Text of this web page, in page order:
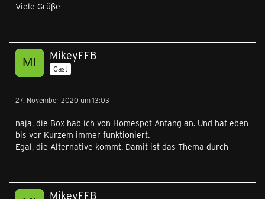
Viele Grüße
MikeyFFB
Gast
27. November 2020 um 13:03
naja, die Box hab ich von Homespot Anfang an. Und hat eben
bis vor Kurzem immer funktioniert.
Egal, die Alternative kommt. Damit ist das Thema durch
MikeyFFB